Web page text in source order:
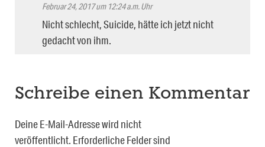
Februar 24, 2017 um 12:24 a.m. Uhr
Nicht schlecht, Suicide, hätte ich jetzt nicht
gedacht von ihm.
Schreibe einen Kommentar
Deine E-Mail-Adresse wird nicht
veröffentlicht. Erforderliche Felder sind